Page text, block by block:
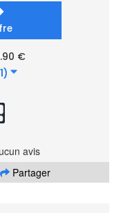
€
avis
Partager